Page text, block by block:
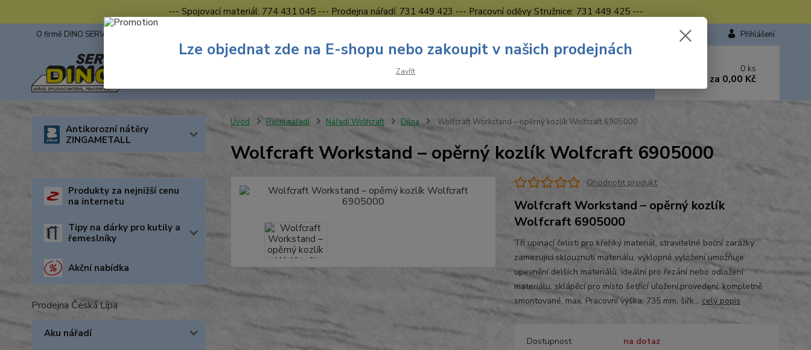
--- Spojovací materiál: 774 431 045 --- Prodejna nářadí: 731 449 423 --- Pracovní oděvy Stružnice: 731 449 425 ---
O firmě DINO SERVIS s.r.o. Přihlášení
Hledat
Nevíte si rady? Zavolejte.
0 ks
za 0,00 Kč
Antikorozní nátěry
ZINGAMETALL
Produkty za nejnižší cenu
na internetu
Tipy na dárky pro kutily a
řemeslníky
Akční nabídka
Prodejna Česká Lípa
Aku nářadí
Úvod Ruční nářadí Nářadí Wolfcraft Dílna Wolfcraft Workstand – opěrný kozlík Wolfcraft 6905000
Wolfcraft Workstand – opěrný kozlík Wolfcraft 6905000
Ohodnotit produkt
Wolfcraft Workstand – opěrný kozlík
Wolfcraft 6905000
Tři upínací čelisti pro křehký materiál, stravitelné boční zarážky
zamezující sklouznutí materiálu, výklopné vyložení umožňuje
upevnění delších materiálů, ideální pro řezání nebo odložení
materiálu, sklápěcí pro místo šetřící uložení,provedení: kompletně
smontované, max. Pracovní výška: 735 mm, šířk... celý popis
Dostupnost na dotaz
Lze objednat zde na E-shopu nebo zakoupit v našich prodejnách
Zavřít